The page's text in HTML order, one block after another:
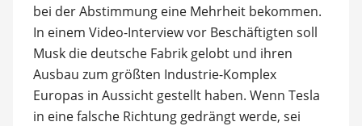
bei der Abstimmung eine Mehrheit bekommen.
In einem Video-Interview vor Beschäftigten soll
Musk die deutsche Fabrik gelobt und ihren
Ausbau zum größten Industrie-Komplex
Europas in Aussicht gestellt haben. Wenn Tesla
in eine falsche Richtung gedrängt werde, sei